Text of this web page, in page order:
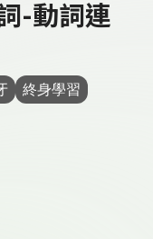
-動詞連
終身學習